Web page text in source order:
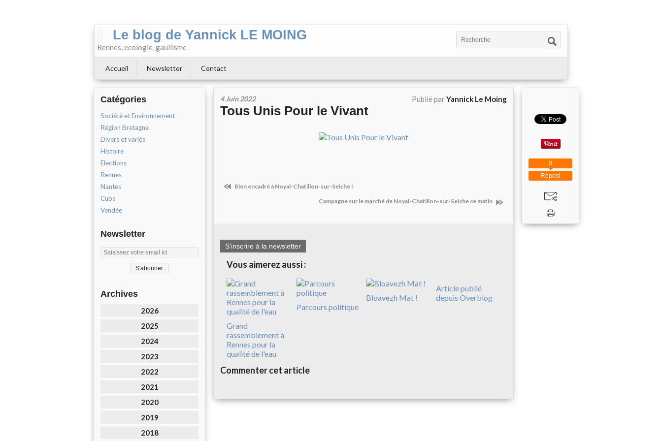
Le blog de Yannick LE MOING
Rennes, ecologie, gaullisme
Accueil Newsletter Contact
Catégories
Société et Environnement
Région Bretagne
Divers et variés
Histoire
Elections
Rennes
Nantes
Cuba
Vendée
Newsletter
Archives
2026
2025
2024
2023
2022
2021
2020
2019
2018
4 Juin 2022 Publié parYannick Le Moing
Tous Unis Pour le Vivant
Bien encadré à Noyal-Chatillon-sur-Seiche !
Campagne sur le marché de Noyal-Chatillon-sur-Seiche ce matin
S'inscrire à la newsletter
Vous aimerez aussi :
Grand
rassemblement à
Rennes pour la
qualité de l'eau
Parcours politique
Bloavezh Mat !
Article publié
depuis Overblog
Commenter cet article
Repost
0